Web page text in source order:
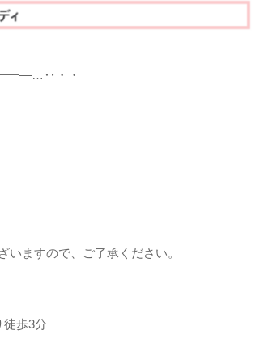
・・
ますので、ご了承ください。
徒歩3分